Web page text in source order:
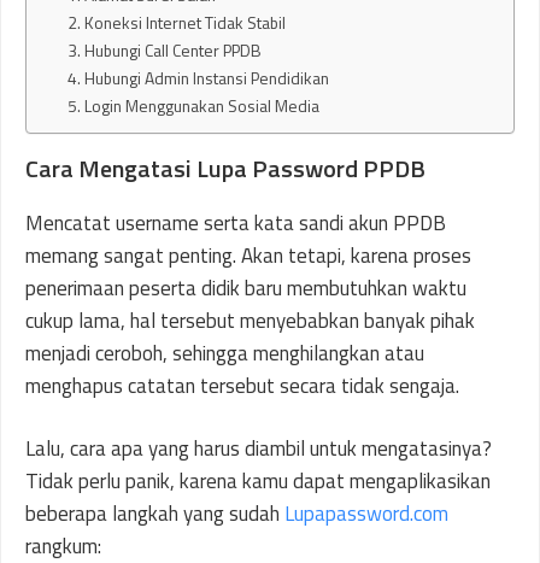
2. Koneksi Internet Tidak Stabil
3. Hubungi Call Center PPDB
4. Hubungi Admin Instansi Pendidikan
5. Login Menggunakan Sosial Media
Cara Mengatasi Lupa Password PPDB
Mencatat username serta kata sandi akun PPDB
memang sangat penting. Akan tetapi, karena proses
penerimaan peserta didik baru membutuhkan waktu
cukup lama, hal tersebut menyebabkan banyak pihak
menjadi ceroboh, sehingga menghilangkan atau
menghapus catatan tersebut secara tidak sengaja.
Lalu, cara apa yang harus diambil untuk mengatasinya?
Tidak perlu panik, karena kamu dapat mengaplikasikan
beberapa langkah yang sudah Lupapassword.com
rangkum: